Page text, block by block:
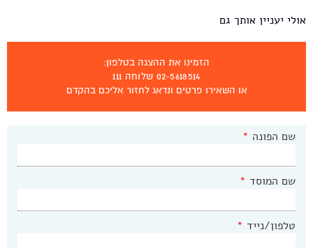
הזמינו את ההצגה בטלפון:
02-5618514 שלוחה 111
או השאירו פרטים ונדאג לחזור אליכם בהקדם
שם הפונה *
שם המוסד *
טלפון/נייד *
אולי יעניין אותך גם